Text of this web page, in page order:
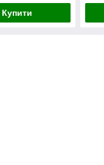
Купити